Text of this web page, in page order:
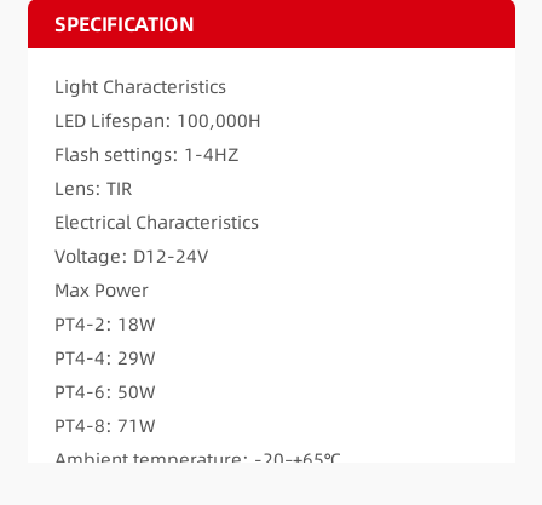
SPECIFICATION
Light Characteristics
LED Lifespan: 100,000H
Flash settings: 1-4HZ
Lens: TIR
Electrical Characteristics
Voltage: D12-24V
Max Power
PT4-2: 18W
PT4-4: 29W
PT4-6: 50W
PT4-8: 71W
Ambient temperature: -20–+65℃